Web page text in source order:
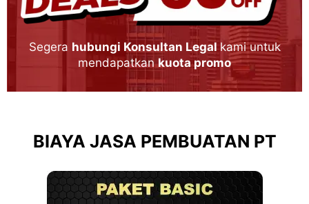
Segera hubungi Konsultan Legal kami untuk
mendapatkankuota promo
BIAYA JASA PEMBUATAN PT